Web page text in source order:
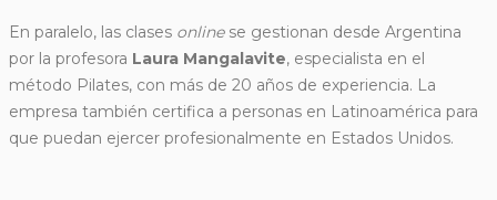
En paralelo, las clases onlinese gestionan desde Argentina
por la profesora Laura Mangalavite, especialista en el
método Pilates, con más de 20 años de experiencia. La
empresa también certifica a personas en Latinoamérica para
que puedan ejercer profesionalmente en Estados Unidos.